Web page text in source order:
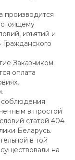
производится
изъятий и
Гражданского
Заказчиком
оплата
соблюдения
в простой
статей 404
Беларусь.
в той
на